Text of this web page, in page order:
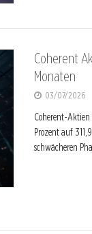
Coherent
Monaten
03/07/2026
Coherent-
Prozent auf
schwächeren